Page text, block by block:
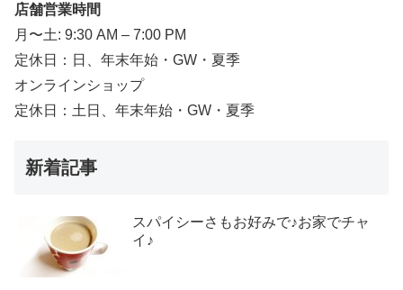
店舗営業時間
月〜土: 9:30 AM – 7:00 PM
定休日：日、年末年始・GW・夏季
オンラインショップ
定休日：土日、年末年始・GW・夏季
新着記事
スパイシーさもお好みで♪お家でチャ
イ♪